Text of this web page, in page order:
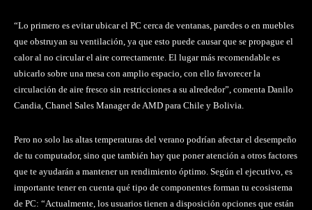
“Lo primero es evitar ubicar el PC cerca de ventanas, paredes o en muebles
que obstruyan su ventilación, ya que esto puede causar que se propague el
calor al no circular el aire correctamente. El lugar más recomendable es
ubicarlo sobre una mesa con amplio espacio, con ello favorecer la
circulación de aire fresco sin restricciones a su alrededor”, comenta Danilo
Candia, Chanel Sales Manager de AMD para Chile y Bolivia.
Pero no solo las altas temperaturas del verano podrían afectar el desempeño
de tu computador, sino que también hay que poner atención a otros factores
que te ayudarán a mantener un rendimiento óptimo. Según el ejecutivo, es
importante tener en cuenta qué tipo de componentes forman tu ecosistema
de PC: “Actualmente, los usuarios tienen a disposición opciones que están